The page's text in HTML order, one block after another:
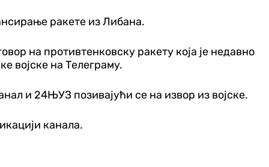
ракете из Либана.
на противтенковску ракету која је недавно
војске на Телеграму.
и 24ЊУЗ позивајући се на извор из војске.
канала.